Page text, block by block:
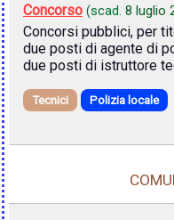
Concorso (scad. 8 luglio
Concorsi pubblici, per
due posti di agente di
due posti di istruttore
Tecnici Polizia locale